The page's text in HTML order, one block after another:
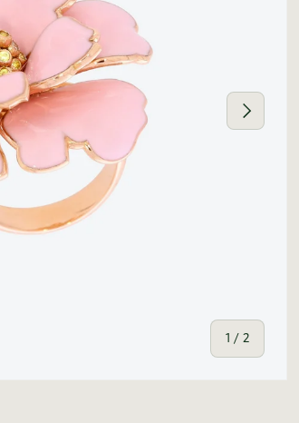
1 /van
2
Volgende